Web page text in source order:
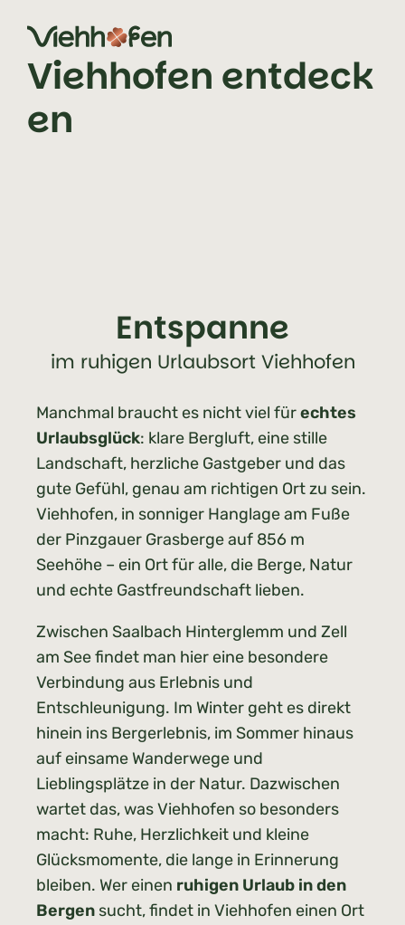
Zum Inhalt springen (Alt+0)
Zum Hauptmenü springen (Alt+1)
Viehhofen entdeck
en
Entspanne
im ruhigen Urlaubsort Viehhofen
Manchmal braucht es nicht viel fürechtes
Urlaubsglück: klare Bergluft, eine stille
Landschaft, herzliche Gastgeber und das
gute Gefühl, genau am richtigen Ort zu sein.
Viehhofen, in sonniger Hanglage am Fuße
der Pinzgauer Grasberge auf 856 m
Seehöhe – ein Ort für alle, die Berge, Natur
und echte Gastfreundschaft lieben.
Zwischen Saalbach Hinterglemm und Zell
am See findet man hier eine besondere
Verbindung aus Erlebnis und
Entschleunigung. Im Winter geht es direkt
hinein ins Bergerlebnis, im Sommer hinaus
auf einsame Wanderwege und
Lieblingsplätze in der Natur. Dazwischen
wartet das, was Viehhofen so besonders
macht: Ruhe, Herzlichkeit und kleine
Glücksmomente, die lange in Erinnerung
bleiben. Wer einen ruhigen Urlaub in den
Bergen sucht, findet in Viehhofen einen Ort